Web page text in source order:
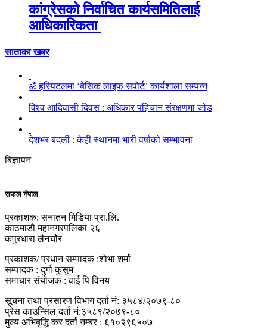
कांग्रेसको निर्वाचित कार्यसमितिलाई
आधिकारिकता
साताका खबर
ॐ हस्पिटलमा ‘बेसिक लाइफ सपोर्ट’ कार्यशाला सम्पन्न
विश्व आदिवासी दिवस : अधिकार पहिचान संरक्षणमा जोड
देशभर बदली : केही स्थानमा भारी वर्षाको सम्भावना
बिज्ञापन
सफल नेपाल
प्रकाशक: सनातन मिडिया प्रा.लि.
काठमाडौ महानगरपलिका २६
कपुरधारा लैनचौर
प्रकाशक/ प्रधान सम्पादक :शोभा शर्मा
सम्पादक : दुर्गा कुसुम
समाचार संयोजक : वाई पि विनय
सूचना तथा प्रसारण विभाग दर्ता नं: ३५८४/२०७९-८०
प्रेस काउन्सिल दर्ता नं:३५८९/२०७९-८०
मुल्य अभिबृद्धि कर दर्ता नम्बर : ६१०२९६५०७